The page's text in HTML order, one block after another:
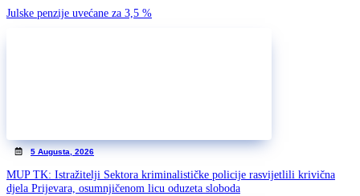
Julske penzije uvećane za 3,5 %
5 Augusta, 2026
MUP TK: Istražitelji Sektora kriminalističke policije rasvijetlili krivična
djela Prijevara, osumnjičenom licu oduzeta sloboda